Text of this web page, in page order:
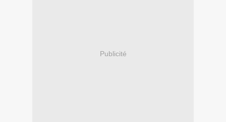
Publicité